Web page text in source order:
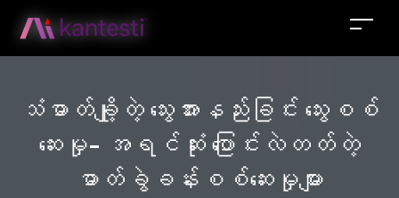
သံဓာတ်ချို့တဲ့ သွေးအားနည်းခြင်း သွေးစစ်
ဆေးမှု- အရင်ဆုံး ပြောင်းလဲတတ်တဲ့
ဓာတ်ခွဲခန်းစစ်ဆေးမှုများ